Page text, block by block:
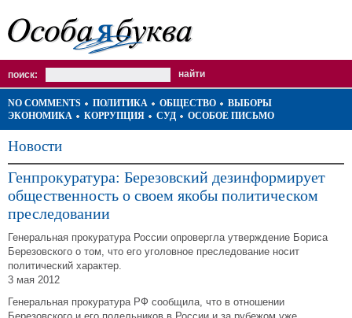
поиск:
NO COMMENTS ПОЛИТИКА ОБЩЕСТВО
ВЫБОРЫ
ЭКОНОМИКА
КОРРУПЦИЯ СУД ОСОБОЕ ПИСЬМО
Новости
Генпрокуратура: Березовский дезинформирует
общественность о своем якобы политическом
преследовании
Генеральная прокуратура России опровергла утверждение Бориса
Березовского о том, что его уголовное преследование носит
политический характер.
3 мая 2012
Генеральная прокуратура РФ сообщила, что в отношении